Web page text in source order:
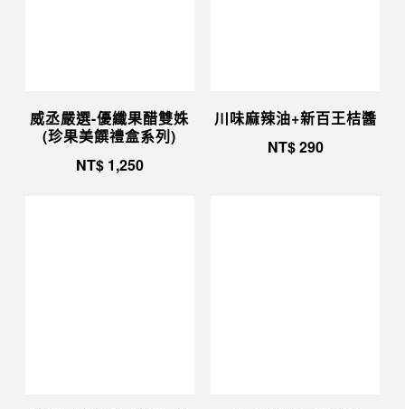
威丞嚴選-優纖果醋雙姝
(珍果美饌禮盒系列)
NT$ 1,250
川味麻辣油+新百王桔醬
NT$290